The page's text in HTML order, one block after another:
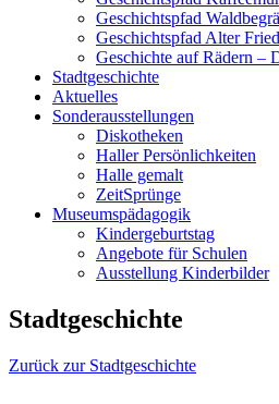
Geschichtspfad
Geschichtspfad Alter
Geschichte auf Rädern –
Stadtgeschichte
Aktuelles
Sonderausstellungen
Diskotheken
Haller Persönlichkeiten
Halle gemalt
ZeitSprünge
Museumspädagogik
Kindergeburtstag
Angebote für Schulen
Ausstellung Kinderbilder
Stadtgeschichte
Zurück zur Stadtgeschichte